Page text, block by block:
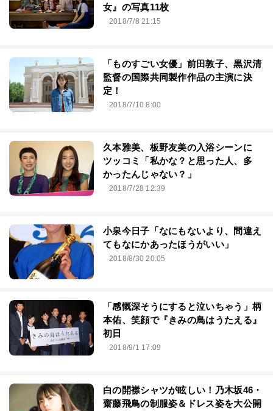
女』の写真11枚
2018/7/8 21:15
「ものすごい女優」前田敦子、黒沢清
監督の国際共同製作作品の主演に決
定！
2018/7/10 8:00
久本雅美、板野友美の入浴シーンに
ツッコミ「私かな？と思った人、多
かったんじゃない？」
2018/7/28 12:39
小泉今日子「なにもないより、間違え
てもなにかあったほうがいい」
2018/8/30 20:05
「感慨深そうにすると泣いちゃう」柄
本佑、笑顔で『きみの鳥はうたえる』
初日
2018/9/1 17:09
白の開襟シャツが眩しい！乃木坂46・
齋藤飛鳥の制服姿＆ドレス姿を大公開